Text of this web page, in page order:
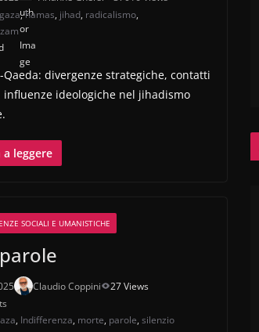
gaza,hamas, jihad, radicalismo,
Qaeda: divergenze strategiche, contatti
ideologiche nel jihadismo
leggere
SOCIALI E UMANISTICHE
Claudio Coppini
27 Views
, Indifferenza, morte, parole, silenzio